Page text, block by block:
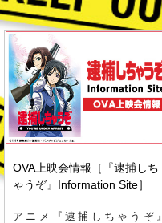
OVA上映会情報［『逮捕しち
ゃうぞ』Information Site］
アニメ『逮捕しちゃうぞ』